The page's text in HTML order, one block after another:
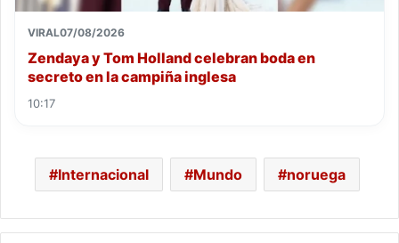
VIRAL07/08/2026
Zendaya y Tom Holland celebran boda en
secreto en la campiña inglesa
10:17
Internacional Mundo noruega